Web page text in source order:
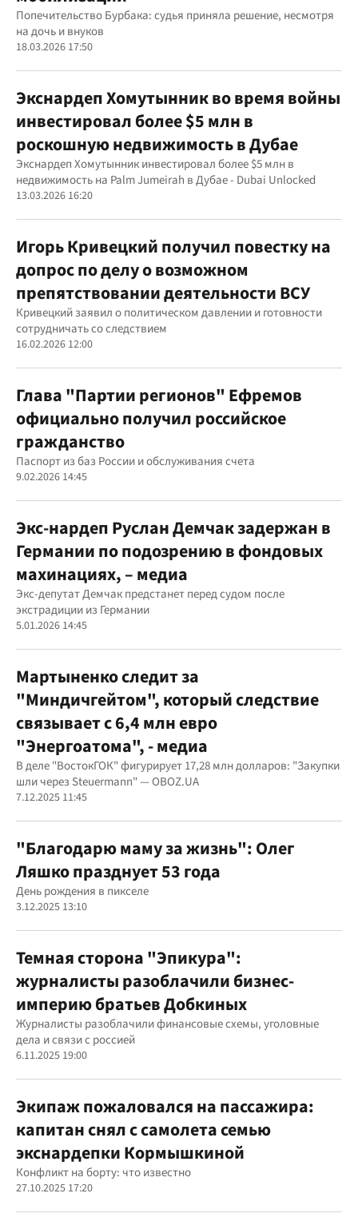
Попечительство Бурбака: судья приняла решение, несмотря
на дочь и внуков
18.03.2026 17:50
Экснардеп Хомутынник во время войны
инвестировал более $5 млн в
роскошную недвижимость в Дубае
Экснардеп Хомутынник инвестировал более $5 млн в
недвижимость на Palm Jumeirah в Дубае - Dubai Unlocked
13.03.2026 16:20
Игорь Кривецкий получил повестку на
допрос по делу о возможном
препятствовании деятельности ВСУ
Кривецкий заявил о политическом давлении и готовности
сотрудничать со следствием
16.02.2026 12:00
Глава "Партии регионов" Ефремов
официально получил российское
гражданство
Паспорт из баз России и обслуживания счета
9.02.2026 14:45
Экс-нардеп Руслан Демчак задержан в
Германии по подозрению в фондовых
махинациях, – медиа
Экс-депутат Демчак предстанет перед судом после
экстрадиции из Германии
5.01.2026 14:45
Мартыненко следит за
"Миндичгейтом", который следствие
связывает с 6,4 млн евро
"Энергоатома", - медиа
В деле "ВостокГОК" фигурирует 17,28 млн долларов: "Закупки
шли через Steuermann" — OBOZ.UA
7.12.2025 11:45
"Благодарю маму за жизнь": Олег
Ляшко празднует 53 года
День рождения в пикселе
3.12.2025 13:10
Темная сторона "Эпикура":
журналисты разоблачили бизнес-
империю братьев Добкиных
Журналисты разоблачили финансовые схемы, уголовные
дела и связи с россией
6.11.2025 19:00
Экипаж пожаловался на пассажира:
капитан снял с самолета семью
экснардепки Кормышкиной
Конфликт на борту: что известно
27.10.2025 17:20